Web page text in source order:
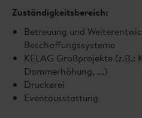
Zuständigkeitsbereich:
Betreuung und
Beschaffungssysteme
KELAG Großprojekte (z.B.:
Dammerhöhung, ...)
Druckerei
Eventausstattung